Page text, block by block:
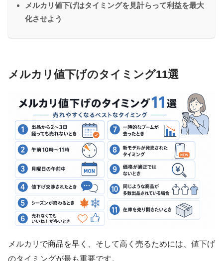
メルカリ値下げはタイミングを見計らって利益を最大
化させよう
メルカリ値下げのタイミング11選
メルカリで商品を早く、そして高く売るためには、値下げ
のタイミングが最も重要です。